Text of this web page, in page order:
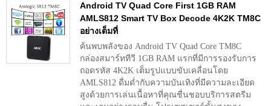
Android TV Quad Core First 1GB RAM
AMLS812 Smart TV Box Decode 4K2K TM8C
อย่างเต็มที่
ค้นพบพลังของ Android TV Quad Core TM8C
กล่องสมาร์ททีวี 1GB RAM แรกที่มีการรองรับการ
ถอดรหัส 4K2K เต็มรูปแบบขับเคลื่อนโดย
AMLS812 ดื่มด่ำกับความบันเทิงที่มีความละเอียด
สูงด้วยการเล่นเนื้อหาที่คุณชื่นชอบบริการสตรีม